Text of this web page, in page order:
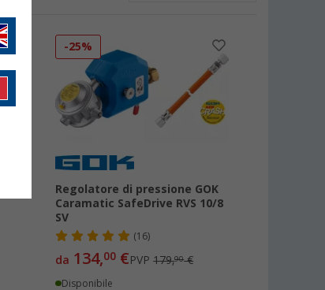
-25%
Regolatore di pressione GOK
Caramatic SafeDrive RVS 10/8
SV
(16)
da 134,00 €PVP179,90€
Disponibile